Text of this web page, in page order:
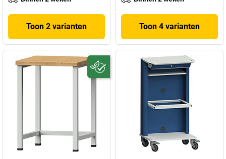
Toon 2 varianten Toon 4 varianten